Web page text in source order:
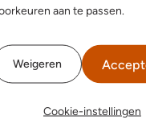
aan te passen.
Weigeren
Cookie-instellingen
in touch